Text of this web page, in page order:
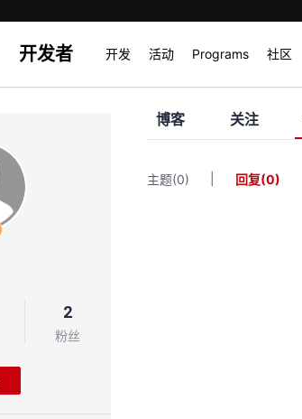
开发者 开发 活动 Programs 社区
2
粉丝
博客 关注
主题(0) 回复(0)